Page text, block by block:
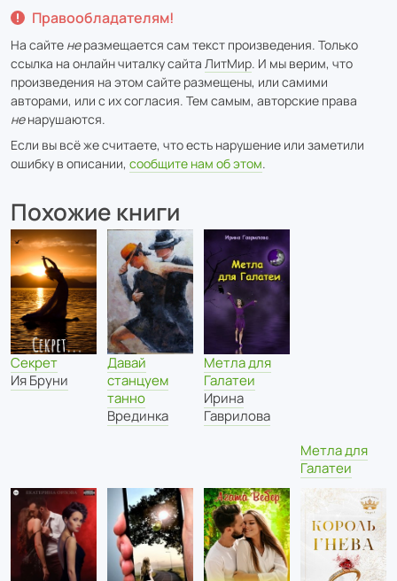
Правообладателям!
На сайте неразмещается сам текст произведения. Только
ссылка на онлайн читалку сайта ЛитМир. И мы верим, что
произведения на этом сайте размещены, или самими
авторами, или с их согласия. Тем самым, авторские права
ненарушаются.
Если вы всё же считаете, что есть нарушение или заметили
ошибку в описании, сообщите нам об этом.
Похожие книги
Секрет
Ия Бруни
Давай
станцуем
танно
Врединка
Метла для
Галатеи
Ирина
Гаврилова
Метла для
Галатеи